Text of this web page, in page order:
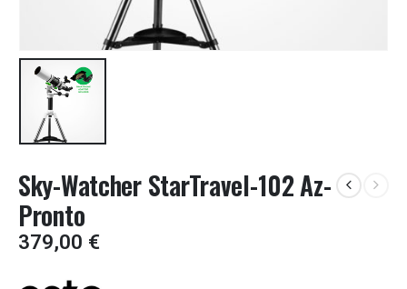
Sky-Watcher StarTravel-102 Az-
Pronto
379,00 €